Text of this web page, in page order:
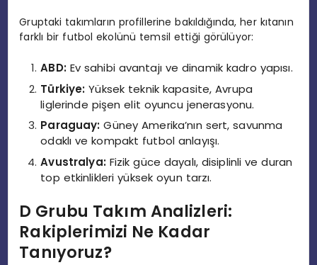
Gruptaki takımların profillerine bakıldığında, her kıtanın
farklı bir futbol ekolünü temsil ettiği görülüyor:
ABD:Ev sahibi avantajı ve dinamik kadro yapısı.
Türkiye: Yüksek teknik kapasite, Avrupa
liglerinde pişen elit oyuncu jenerasyonu.
Paraguay: Güney Amerika’nın sert, savunma
odaklı ve kompakt futbol anlayışı.
Avustralya:Fizik güce dayalı, disiplinli ve duran
top etkinlikleri yüksek oyun tarzı.
D Grubu Takım Analizleri:
Rakiplerimizi Ne Kadar
Tanıyoruz?